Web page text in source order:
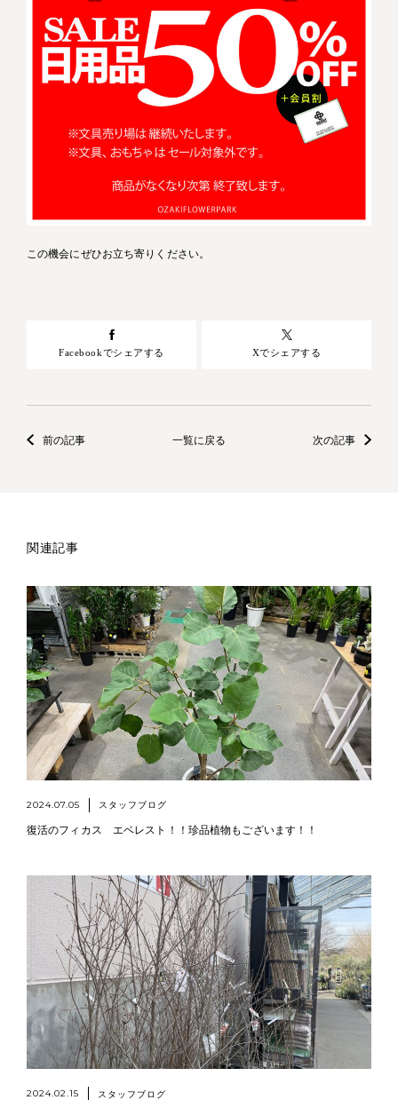
この機会にぜひお立ち寄りください。
Facebookでシェアする Xでシェアする
前の記事 一覧に戻る 次の記事
関連記事
2024.07.05 スタッフブログ
復活のフィカス エベレスト！！珍品植物もございます！！
2024.02.15 スタッフブログ